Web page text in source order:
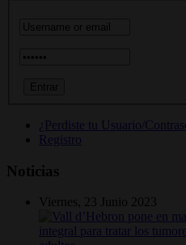
¿Perdiste tu Usuario/
Registro
Noticias
Viernes, 23 Junio 2023